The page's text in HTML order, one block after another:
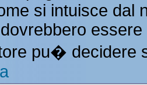
si intuisce dal
pu�